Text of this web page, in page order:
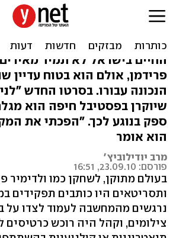
"אם אני לא שייך
החיים בישראל לא תמיד מאירים
פרידמן, אולם הוא בטוח עדיין
הנכונה עבורו. בסרטו החדש
שיוקרן בפסטיבל חיפה הוא
ספק בנוגע לכך. "הפכתי את
הוא אומר
מרב יודילוביץ'
פורסם: 23.09.10, 16:51
בעולם מתוקן, לשחקן כמו ולדימיר
ותסריטאים היו כותבים תפקידים
נרגשים מהמחשבה לעמוד לצדו על
צילומים, וקהל היה רוכש כרטיסים